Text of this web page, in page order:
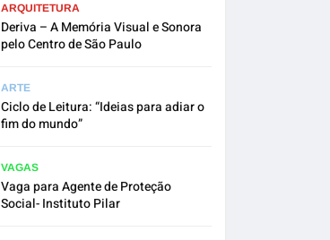
ARQUITETURA
Deriva – A Memória Visual e Sonora
pelo Centro de São Paulo
ARTE
Ciclo de Leitura: “Ideias para adiar o
fim do mundo”
VAGAS
Vaga para Agente de Proteção
Social- Instituto Pilar